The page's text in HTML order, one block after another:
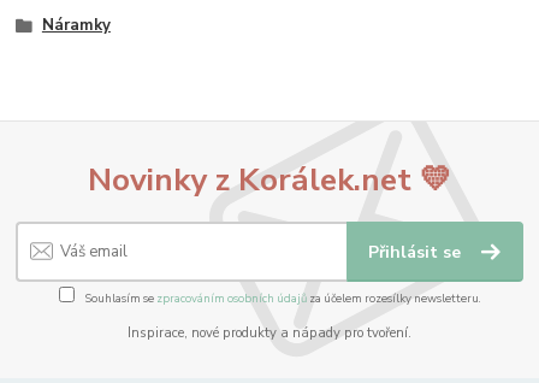
Náramky
Novinky z Korálek.net 💛
Přihlásit se
Souhlasím se zpracováním osobních údajůza účelem rozesílky newsletteru.
Inspirace, nové produkty a nápady pro tvoření.